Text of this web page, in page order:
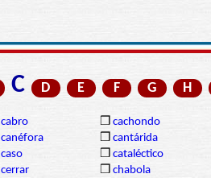
C D E F G H
cabro ❒ cachondo
canéfora ❒ cantárida
caso ❒ cataléctico
cerrar ❒ chabola